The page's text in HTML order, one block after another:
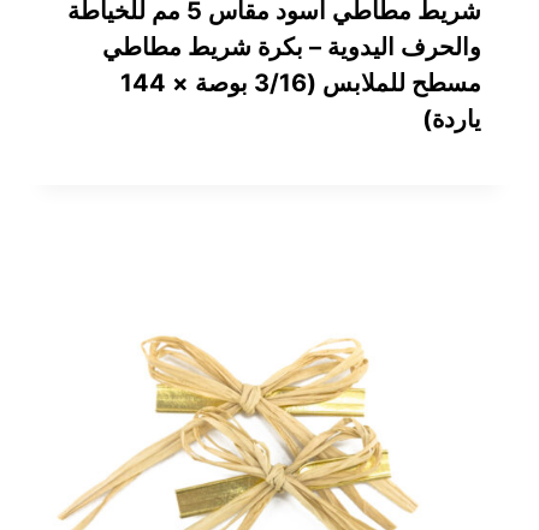
شريط مطاطي أسود مقاس 5 مم للخياطة
والحرف اليدوية – بكرة شريط مطاطي
مسطح للملابس (3/16 بوصة × 144
ياردة)